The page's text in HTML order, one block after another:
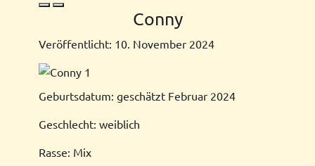
Conny
Veröffentlicht: 10. November 2024
Geburtsdatum: geschätzt Februar 2024
Geschlecht: weiblich
Rasse: Mix